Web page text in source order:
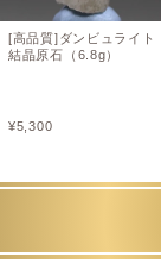
[高品質]ダンビュライト
結晶原石（6.8g）
¥5,300